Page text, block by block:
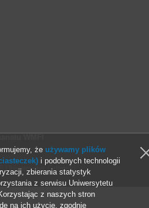
Uniwersytet Gdański
że używamy plików
i podobnych technologii
zbierania statystyk
z serwisu Uniwersytetu
z naszych stron
na ich użycie, zgodnie